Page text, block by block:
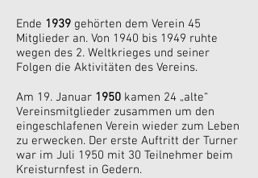
Ende 1939 gehörten dem Verein 45
Mitglieder an. Von 1940 bis 1949 ruhte
wegen des 2. Weltkrieges und seiner
Folgen die Aktivitäten des Vereins.
Am 19. Januar 1950 kamen 24 „alte“
Vereinsmitglieder zusammen um den
eingeschlafenen Verein wieder zum Leben
zu erwecken. Der erste Auftritt der Turner
war im Juli 1950 mit 30 Teilnehmer beim
Kreisturnfest in Gedern.